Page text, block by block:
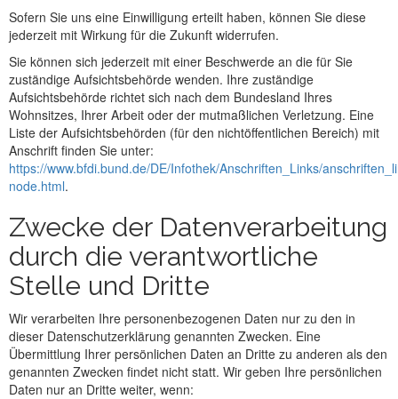
Sofern Sie uns eine Einwilligung erteilt haben, können Sie diese
jederzeit mit Wirkung für die Zukunft widerrufen.
Sie können sich jederzeit mit einer Beschwerde an die für Sie
zuständige Aufsichtsbehörde wenden. Ihre zuständige
Aufsichtsbehörde richtet sich nach dem Bundesland Ihres
Wohnsitzes, Ihrer Arbeit oder der mutmaßlichen Verletzung. Eine
Liste der Aufsichtsbehörden (für den nichtöffentlichen Bereich) mit
Anschrift finden Sie unter:
https://www.bfdi.bund.de/DE/Infothek/Anschriften_Links/
node.html.
Zwecke der Datenverarbeitung
durch die verantwortliche
Stelle und Dritte
Wir verarbeiten Ihre personenbezogenen Daten nur zu den in
dieser Datenschutzerklärung genannten Zwecken. Eine
Übermittlung Ihrer persönlichen Daten an Dritte zu anderen als den
genannten Zwecken findet nicht statt. Wir geben Ihre persönlichen
Daten nur an Dritte weiter, wenn: